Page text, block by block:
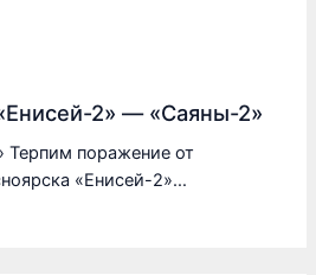
2» — «Саяны-2»
поражение от
«Енисей-2»…